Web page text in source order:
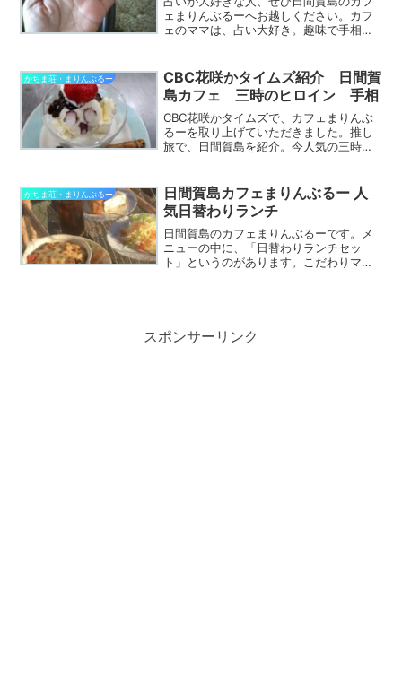
ェまりんぶるーへお越しください。カフ
ェのママは、占い大好き。趣味で手相も
型カフェまりんぶるーは、コスプレが出
来たり、トリックアートが...
かちま荘・まりんぶるー
CBC花咲かタイムズ紹介 日間賀
島カフェ 三時のヒロイン 手相
CBC花咲かタイムズで、カフェまりんぶ
るーを取り上げていただきました。推し
旅で、日間賀島を紹介。今人気の三時の
海を眼下に見る絶景に、大喜びしていま
した。勇者の剣カフェに...
かちま荘・まりんぶるー
日間賀島カフェまりんぶるー 人
気日替わりランチ
日間賀島のカフェまりんぶるーです。メ
ニューの中に、「日替わりランチセッ
ト」というのがあります。こだわりマス
スポンサーリンク